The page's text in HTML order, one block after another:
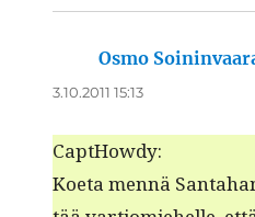
Osmo
3.10.2011 15:13
CaptHowdy:
Koeta men­nä